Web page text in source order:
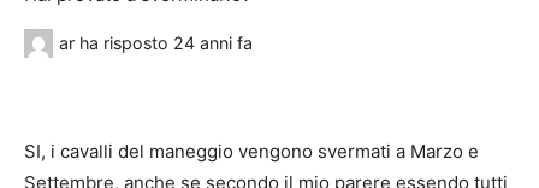
ar ha risposto 24 anni fa
SI, i cavalli del maneggio vengono svermati a Marzo e
Settembre, anche se secondo il mio parere essendo tutti